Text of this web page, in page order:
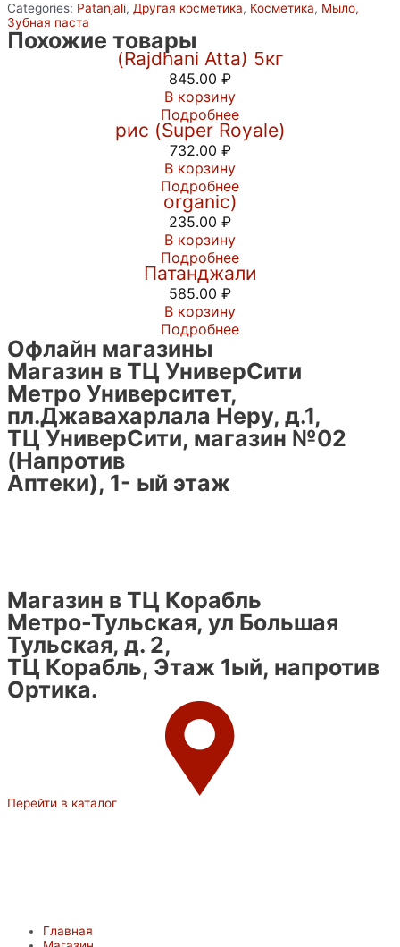
Categories: Patanjali, Другая косметика, Косметика, Мыло,
Зубная паста
Похожие товары
Мука пшеничная грубого помола
(Rajdhani Atta) 5кг
845.00 ₽
В корзину
Подробнее
Индийский Королевский Басмати
рис (Super Royale)
732.00 ₽
В корзину
Подробнее
Пальмовый сахар джаггери (Jaggery
organic)
235.00 ₽
В корзину
Подробнее
Шампунь Кеш Канти Рита от фирмы
Патанджали
585.00 ₽
В корзину
Подробнее
Офлайн магазины
Магазин в ТЦ УниверСити
Метро Университет,
пл.Джавахарлала Неру, д.1,
ТЦ УниверСити, магазин №02
(Напротив
Аптеки), 1- ый этаж
Магазин в ТЦ Корабль
Метро-Тульская, ул Большая
Тульская, д. 2,
ТЦ Корабль, Этаж 1ый, напротив
Ортика.
Перейти в каталог
Главная